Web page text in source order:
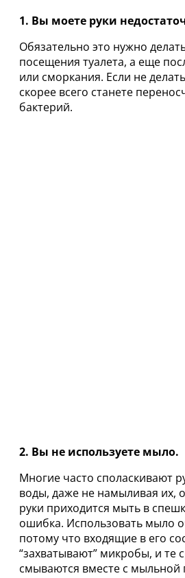
1. Вы моете руки
Обязательно это нужно
посещения туалета, а еще
или сморкания. Если не
скорее всего станете
бактерий.
2. Вы не используете мыло.
Многие часто споласкивают
воды, даже не намыливая их,
руки приходится мыть в
ошибка. Использовать мыло
потому что входящие в его
“захватывают” микробы, и те
смываются вместе с мыльной